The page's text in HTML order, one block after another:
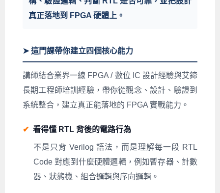
真正落地到 FPGA 硬體上。
➤ 這門課帶你建立四個核心能力
講師結合業界一線 FPGA / 數位 IC 設計經驗與艾鍗
長期工程師培訓經驗，帶你從觀念、設計、驗證到
系統整合，建立真正能落地的 FPGA 實戰能力。
✔ 看得懂 RTL 背後的電路行為
不是只背 Verilog 語法，而是理解每一段 RTL
Code 對應到什麼硬體邏輯，例如暫存器、計數
器、狀態機、組合邏輯與序向邏輯。